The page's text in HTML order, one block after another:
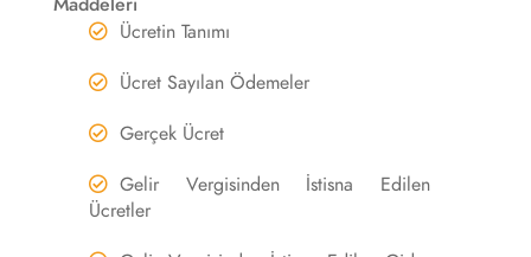
Ücretin Tanımı
Ücret Sayılan Ödemeler
Gerçek Ücret
Gelir Vergisinden İstisna Edilen
Ücretler